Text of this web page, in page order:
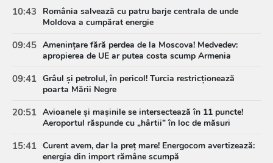
10:43
România salvează cu patru barje centrala de unde
Moldova a cumpărat energie
09:45 Amenințare fără perdea de la Moscova! Medvedev:
apropierea de UE ar putea costa scump Armenia
09:41 Grâul și petrolul, în pericol! Turcia restricționează
poarta Mării Negre
20:51 Avioanele și mașinile se intersectează în 11 puncte!
Aeroportul răspunde cu „hârtii” în loc de măsuri
15:41 Curent avem, dar la preț mare! Energocom avertizează:
energia din import rămâne scumpă